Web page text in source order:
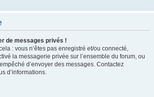
de messages privés !
: vous n’êtes pas enregistré et/ou connecté,
la messagerie privée sur l’ensemble du forum, ou
d’envoyer des messages. Contactez
d’informations.